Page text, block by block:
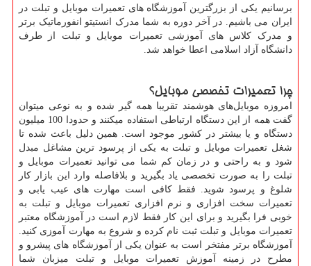
برسانیم یکی از بزرگترین آموزشگاه های تعمیرات موبایل و تبلت در
ایران می باشیم. در آخر دوره به شما مدرک انستیتو انفورماتیک برتر
و مدرک کلاس‌ های آموزشی تعمیرات موبایل و تبلت از طرف
دانشگاه آزاد اسلامی اعطا خواهد شد.
چرا تعمیرات تخصصی موبایل؟
امروزه موبایل‌های هوشمند تقریبا همه گیر شده و به نوعی میتوان
گفت همه از این دستگاه ارتباطی استفاده میکنند و حدودا 100 میلیون
دستگاه و یا بیشتر در کشور موجود است. همین دلیل باعث شده تا
شغل تعمیرات موبایل و تبلت به یکی از پرسود ترین مشاغل مبدل
شود و به راحتی و در زمان کم شما می توانید تعمیرات موبایل و
تبلت را به صورت تخصصی یاد بگیرید و بلافاصله وارد این بازار کار
شلوغ و پرسود شوید. فقط کافی است مهارت های عیب یابی و
تعمیرات سخت افزاری و نرم افزاری تعمیرات موبایل و تبلت به
خوبی فرا بگیرید و برای این کار فقط لازم است در آموزشگاه معتبر
تعمیرات موبایل و تبلت ثبت نام کرده و شروع به مهارت آموزی کنید.
آموزشگاه برتر مفتخر است به عنوان یکی از آموزشگاه های پیشرو و
مطرح در زمینه آموزش تعمیرات موبایل و تبلت میزبان شما